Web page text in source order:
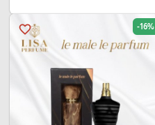
favorite_border -16%